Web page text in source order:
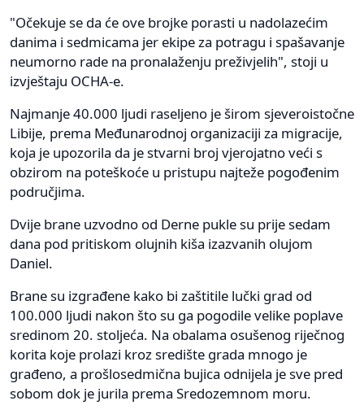
"Očekuje se da će ove brojke porasti u nadolazećim
danima i sedmicama jer ekipe za potragu i spašavanje
neumorno rade na pronalaženju preživjelih", stoji u
izvještaju OCHA-e.
Najmanje 40.000 ljudi raseljeno je širom sjeveroistočne
Libije, prema Međunarodnoj organizaciji za migracije,
koja je upozorila da je stvarni broj vjerojatno veći s
obzirom na poteškoće u pristupu najteže pogođenim
područjima.
Dvije brane uzvodno od Derne pukle su prije sedam
dana pod pritiskom olujnih kiša izazvanih olujom
Daniel.
Brane su izgrađene kako bi zaštitile lučki grad od
100.000 ljudi nakon što su ga pogodile velike poplave
sredinom 20. stoljeća. Na obalama osušenog riječnog
korita koje prolazi kroz središte grada mnogo je
građeno, a prošlosedmična bujica odnijela je sve pred
sobom dok je jurila prema Sredozemnom moru.